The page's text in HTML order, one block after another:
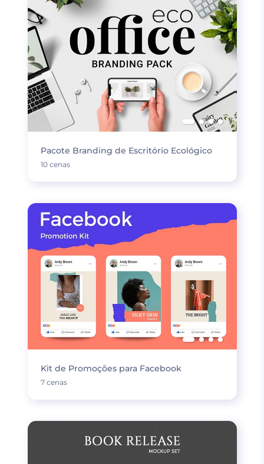
Pacote Branding de Escritório Ecológico
10 cenas
Kit de Promoções para Facebook
7 cenas